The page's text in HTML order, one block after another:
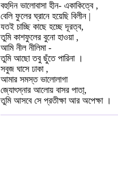
বহুদিন ভালোবাসা হীন- একাকিত্বে ,
বেলি ফুলের ঘ্রানে হয়েছি বিলীন |
যতই চাচ্ছি কাছে হচ্ছে দূরত্ব,
তুমি কাশফুলের বুনো হাওয়া ,
আমি নীল নীলিমা -
তুমি আছো তবু ছুঁতে পারিনা ।
সবুজ ঘাসে ঢাকা ,
আমার সমস্ত ভালোলাগা
জ্যোৎস্নার আলোয় বাসর পাতা্,
তুমি আসবে সে প্রতীক্ষা আর অপেক্ষা ।